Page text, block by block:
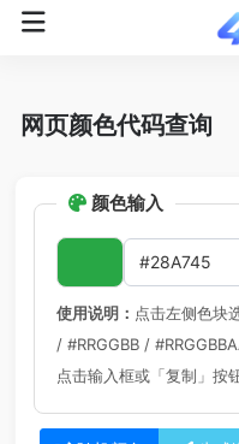
网页颜色代码查询
颜色输入
使用说明： 点击左侧色块
/ #RRGGBB /
点击输入框或「复制」按